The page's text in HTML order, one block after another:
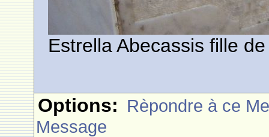
Estrella Abecassis fille
Options: Rèpondre à ce
Message